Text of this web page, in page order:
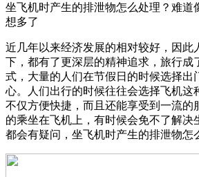
坐飞机时产生的排泄物怎么处理？难道
想多了
近几年以来经济发展的相对较好，因此
下，都有了更深层的精神追求，旅行成
式，大量的人们在节假日的时候选择出
心。人们出行的时候往往会选择飞机这
不仅方便快捷，而且还能享受到一流的
的乘坐在飞机上，有时候会免不了解决
都会有疑问，坐飞机时产生的排泄物怎